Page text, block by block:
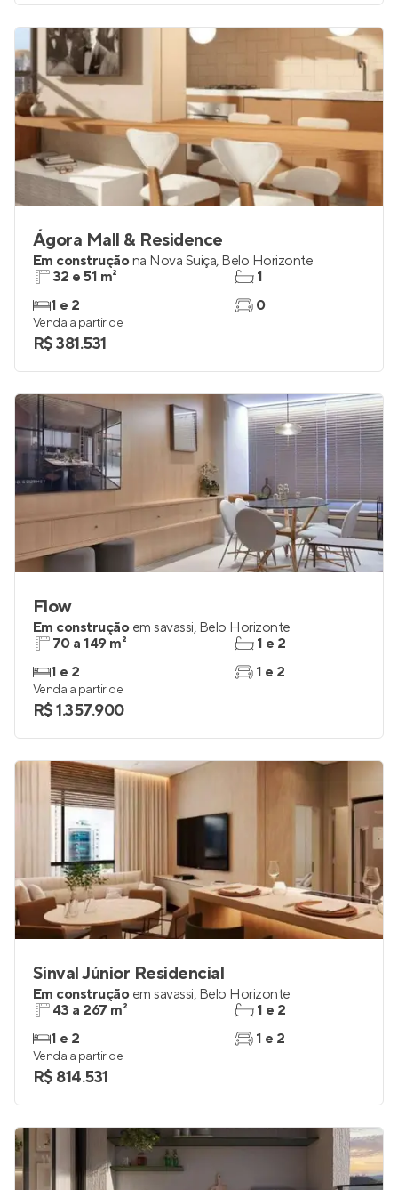
Ágora Mall & Residence
Em construçãona Nova Suiça, Belo Horizonte
32 e 51 m²
1 e 2
1
0
Venda a partir de
R$ 381.531
Flow
Em construção em savassi, Belo Horizonte
70 a 149 m²
1 e 2
1 e 2
1 e 2
Venda a partir de
R$ 1.357.900
Sinval Júnior Residencial
Em construção em savassi, Belo Horizonte
43 a 267 m²
1 e 2
1 e 2
1 e 2
Venda a partir de
R$ 814.531